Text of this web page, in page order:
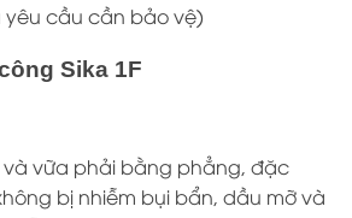
yêu cầu cần bảo vệ)
Sika 1F
và vữa phải bằng phẳng, đặc
bị nhiễm bụi bẩn, dầu mỡ và